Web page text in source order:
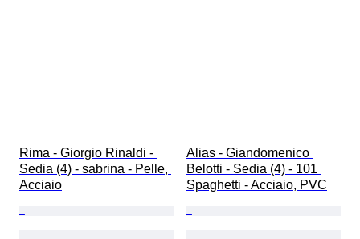
Rima - Giorgio Rinaldi -
Sedia (4) - sabrina - Pelle,
Acciaio
Alias - Giandomenico
Belotti - Sedia (4) - 101
Spaghetti - Acciaio, PVC